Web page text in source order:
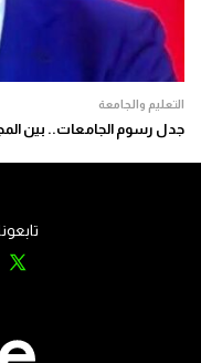
التعليم والجامعة
جدل رسوم الجامعات.. بين